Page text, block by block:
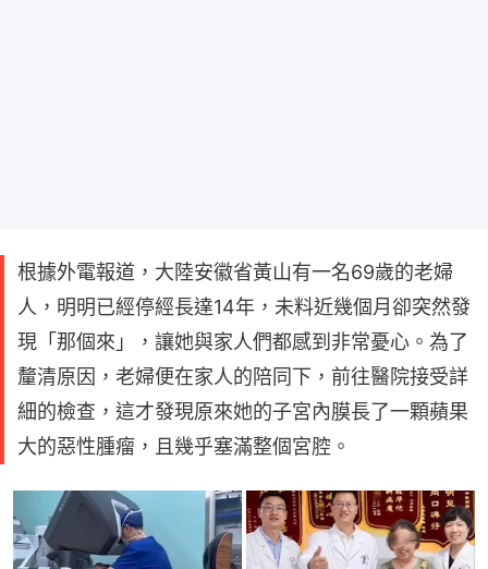
根據外電報道，大陸安徽省黃山有一名69歲的老婦
人，明明已經停經長達14年，未料近幾個月卻突然發
現「那個來」，讓她與家人們都感到非常憂心。為了
釐清原因，老婦便在家人的陪同下，前往醫院接受詳
細的檢查，這才發現原來她的子宮內膜長了一顆蘋果
大的惡性腫瘤，且幾乎塞滿整個宮腔。